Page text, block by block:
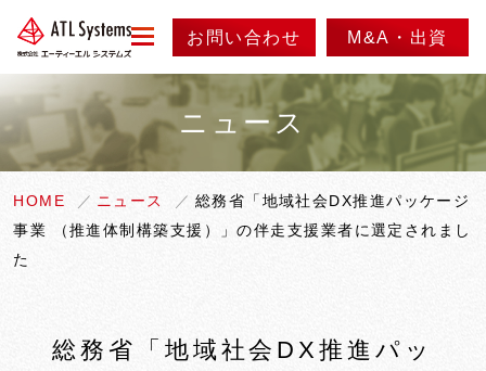
menu
会社情報
会社概要
アクセス
事業内容
製品紹介
ニュース
お問い合わせ M&A・出資
ニュース
HOME ニュース
総務省「地域社会DX推進パッケージ
事業 （推進体制構築支援）」の伴走支援業者に選定されまし
た
総務省「地域社会DX推進パッ